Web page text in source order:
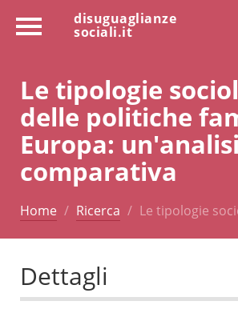
disuguaglianze
sociali.it
Le tipologie
delle politiche
Europa: un'analisi
comparativa
Home Ricerca Le tipologie
Dettagli